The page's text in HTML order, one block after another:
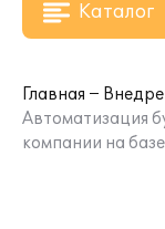
Каталог
Главная
Автоматизация
компании на